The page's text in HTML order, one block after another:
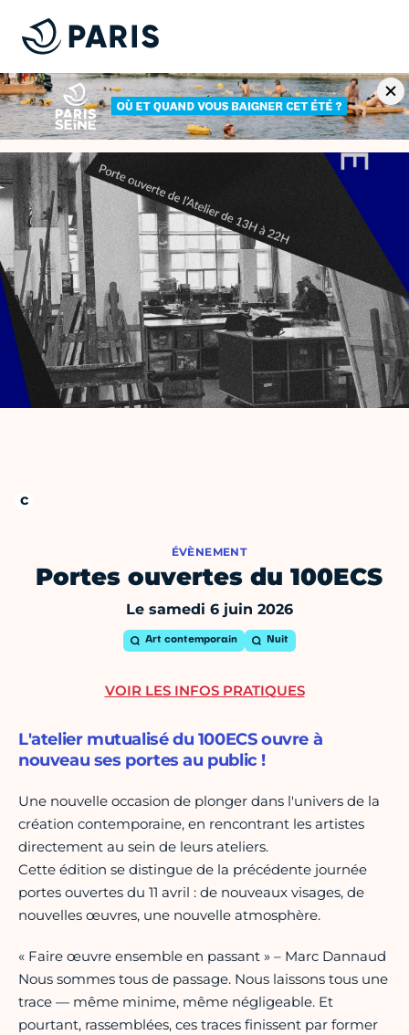
ÉVÈNEMENT
Portes ouvertes du 100ECS
Le samedi 6 juin 2026
Art contemporain Nuit
L'atelier mutualisé du 100ECS ouvre à
nouveau ses portes au public !
Une nouvelle occasion de plonger dans l'univers de la
création contemporaine, en rencontrant les artistes
directement au sein de leurs ateliers.
Cette édition se distingue de la précédente journée
portes ouvertes du 11 avril : de nouveaux visages, de
nouvelles œuvres, une nouvelle atmosphère.
« Faire œuvre ensemble en passant » – Marc Dannaud
Nous sommes tous de passage. Nous laissons tous une
trace — même minime, même négligeable. Et
pourtant, rassemblées, ces traces finissent par former
VOIR LES INFOS PRATIQUES